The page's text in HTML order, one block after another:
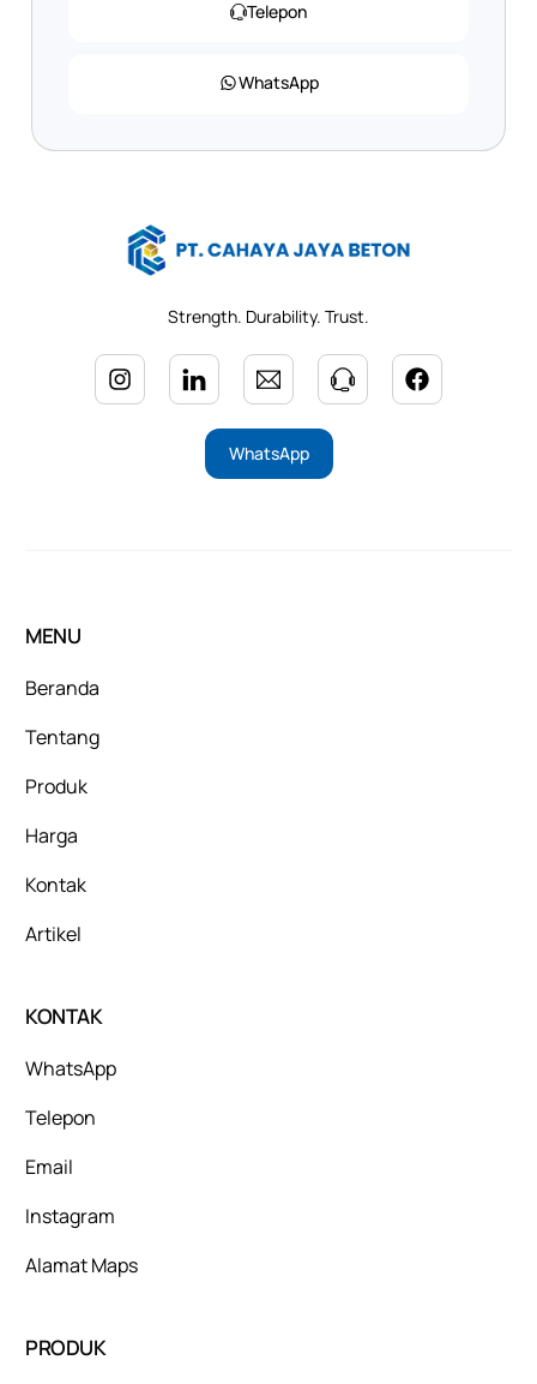
Telepon
WhatsApp
Strength. Durability. Trust.
WhatsApp
MENU
Beranda
Tentang
Produk
Harga
Kontak
Artikel
KONTAK
WhatsApp
Telepon
Email
Instagram
Alamat Maps
PRODUK